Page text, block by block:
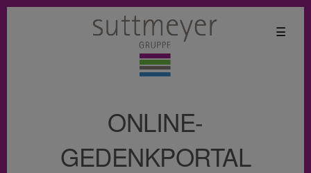
☰
ONLINE-
GEDENKPORTAL